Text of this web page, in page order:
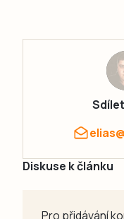
Diskuse k článku
Pro přidávání